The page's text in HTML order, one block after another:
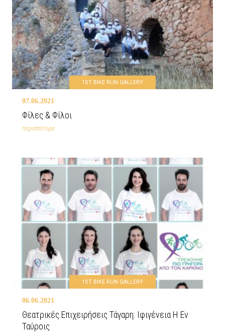
1ST BIKE RUN GALLERY
07.06.2021
Φίλες & Φίλοι
περισσότερα
1ST BIKE RUN GALLERY
06.06.2021
Θεατρικές Επιχειρήσεις Τάγαρη: Ιφιγένεια Η Εν
Ταύροις